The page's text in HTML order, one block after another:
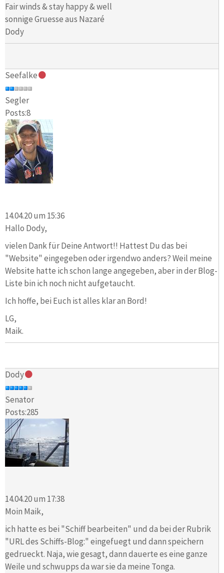
Fair winds & stay happy & well
sonnige Gruesse aus Nazaré
Dody
Seefalke
Segler
Posts:8
14.04.20 um 15:36
Hallo Dody,
vielen Dank für Deine Antwort!! Hattest Du das bei
"Website" eingegeben oder irgendwo anders? Weil meine
Website hatte ich schon lange angegeben, aber in der Blog-
Liste bin ich noch nicht aufgetaucht.
Ich hoffe, bei Euch ist alles klar an Bord!
LG,
Maik.
Dody
Senator
Posts:285
14.04.20 um 17:38
Moin Maik,
ich hatte es bei "Schiff bearbeiten" und da bei der Rubrik
"URL des Schiffs-Blog:" eingefuegt und dann speichern
gedrueckt. Naja, wie gesagt, dann dauerte es eine ganze
Weile und schwupps da war sie da meine Tonga.